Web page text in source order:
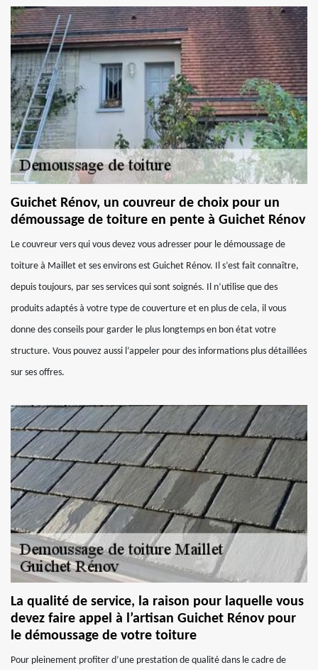
Guichet Rénov, un couvreur de choix pour un
démoussage de toiture en pente à Guichet Rénov
Le couvreur vers qui vous devez vous adresser pour le démoussage de
toiture à Maillet et ses environs est Guichet Rénov. Il s’est fait connaître,
depuis toujours, par ses services qui sont soignés. Il n’utilise que des
produits adaptés à votre type de couverture et en plus de cela, il vous
donne des conseils pour garder le plus longtemps en bon état votre
structure. Vous pouvez aussi l’appeler pour des informations plus détaillées
sur ses offres.
La qualité de service, la raison pour laquelle vous
devez faire appel à l’artisan Guichet Rénov pour
le démoussage de votre toiture
Pour pleinement profiter d’une prestation de qualité dans le cadre de